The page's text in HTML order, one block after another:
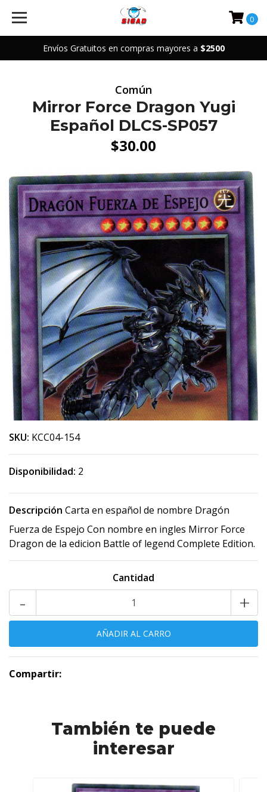
Envíos Gratuitos en compras mayores a $2500
0
Común
Mirror Force Dragon Yugi
Español DLCS-SP057
$30.00
SKU: KCC04-154
Disponibilidad: 2
Descripción Carta en español de nombre Dragón
Fuerza de Espejo Con nombre en ingles Mirror Force
Dragon de la edicion Battle of legend Complete Edition.
Cantidad
+
-
Compartir:
También te puede
interesar